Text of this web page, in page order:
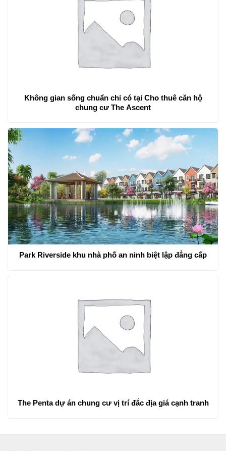
Không gian sống chuẩn chỉ có tại Cho thuê căn hộ
chung cư The Ascent
Park Riverside khu nhà phố an ninh biệt lập đẳng cấp
The Penta dự án chung cư vị trí đắc địa giá cạnh tranh